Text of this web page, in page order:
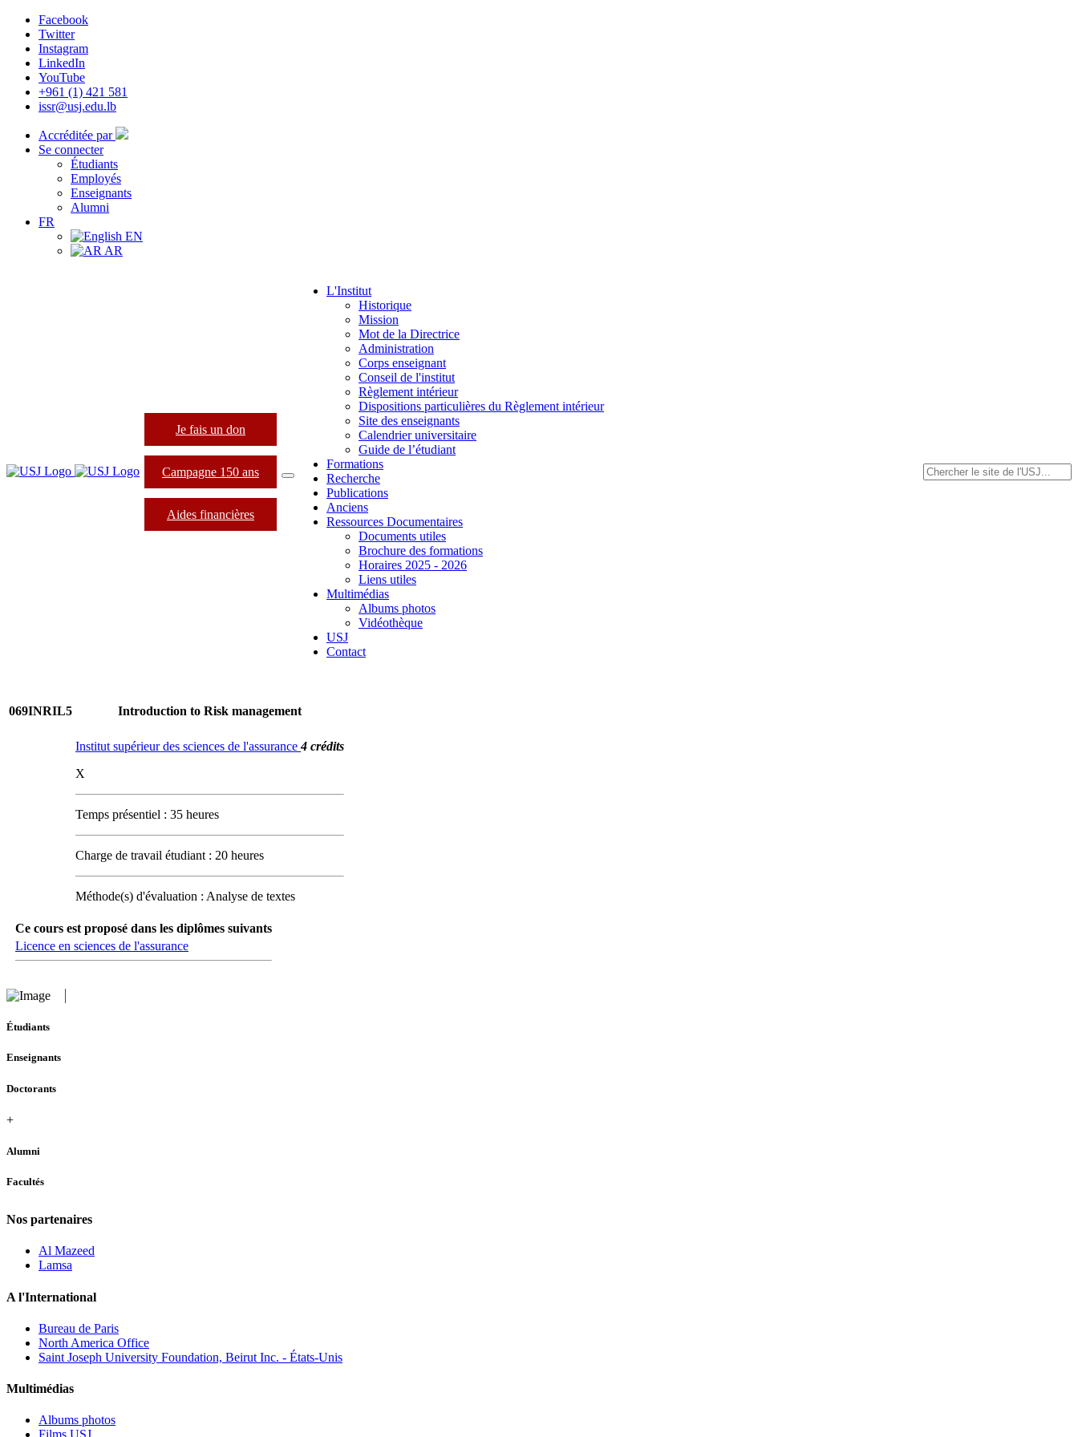
Facebook
Twitter
Instagram
LinkedIn
YouTube
+961 (1) 421 581
issr@usj.edu.lb
Accréditée par
Se connecter
Étudiants
Employés
Enseignants
Alumni
FR
EN
AR
Je fais un don
Campagne 150 ans
Aides financières
L'Institut
Historique
Mission
Mot de la Directrice
Administration
Corps enseignant
Conseil de l'institut
Règlement intérieur
Dispositions particulières du Règlement intérieur
Site des enseignants
Calendrier universitaire
Guide de l’étudiant
Formations
Recherche
Publications
Anciens
Ressources Documentaires
Documents utiles
Brochure des formations
Horaires 2025 - 2026
Liens utiles
Multimédias
Albums photos
Vidéothèque
USJ
Contact
069INRIL5 Introduction to Risk management
Institut supérieur des sciences de l'assurance4 crédits
X
Temps présentiel : 35 heures
Charge de travail étudiant : 20 heures
Méthode(s) d'évaluation : Analyse de textes
Ce cours est proposé dans les diplômes suivants
Licence en sciences de l'assurance
Étudiants
Enseignants
Doctorants
+
Alumni
Facultés
Nos partenaires
Al Mazeed
Lamsa
A l'International
Bureau de Paris
North America Office
Saint Joseph University Foundation, Beirut Inc. - États-Unis
Multimédias
Albums photos